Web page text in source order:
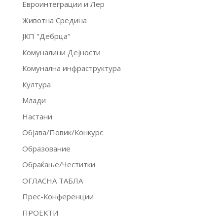
Евроинтеграции и Лер
Животна Средина
ЈКП "Дебрца"
Комуналини Дејности
Комунална инфраструктура
Култура
Млади
Настани
Објава/Повик/Конкурс
Образование
Обраќање/Честитки
ОГЛАСНА ТАБЛА
Прес-Конференции
ПРОЕКТИ